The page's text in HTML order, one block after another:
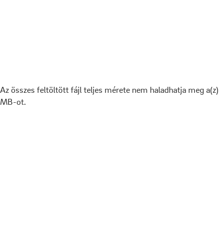
Az összes feltöltött fájl teljes mérete nem haladhatja meg a(z)
MB-ot.